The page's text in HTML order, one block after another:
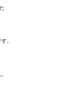
。